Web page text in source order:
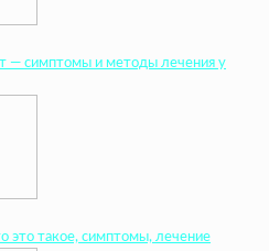
— симптомы и методы лечения у
это такое, симптомы, лечение